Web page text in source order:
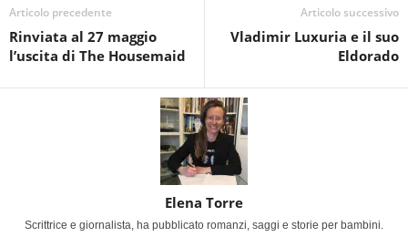
Articolo precedente
Rinviata al 27 maggio
l’uscita di The Housemaid
Articolo successivo
Vladimir Luxuria e il suo
Eldorado
Elena Torre
Scrittrice e giornalista, ha pubblicato romanzi, saggi e storie per bambini.